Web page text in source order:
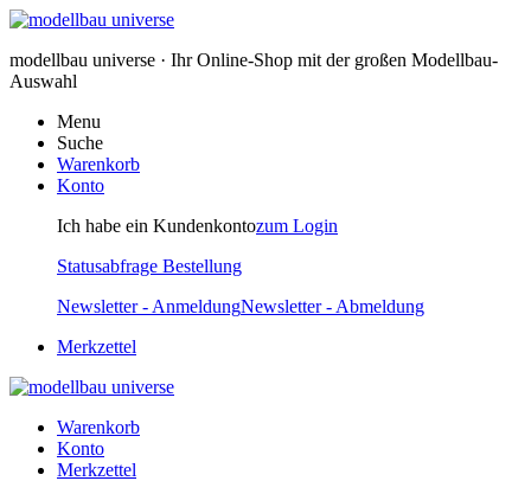
modellbau universe · Ihr Online-Shop mit der großen Modellbau-
Auswahl
Menu
Suche
Warenkorb
Konto
Ich habe ein Kundenkontozum Login
Statusabfrage Bestellung
Newsletter - AnmeldungNewsletter - Abmeldung
Merkzettel
Warenkorb
Konto
Merkzettel